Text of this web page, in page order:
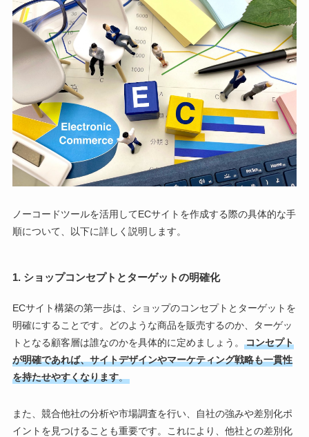
ノーコードツールを活用してECサイトを作成する際の具体的な手
順について、以下に詳しく説明します。
1. ショップコンセプトとターゲットの明確化
ECサイト構築の第一歩は、ショップのコンセプトとターゲットを
明確にすることです。どのような商品を販売するのか、ターゲッ
トとなる顧客層は誰なのかを具体的に定めましょう。
コンセプト
が明確であれば、サイトデザインやマーケティング戦略も一貫性
を持たせやすくなります。
また、競合他社の分析や市場調査を行い、自社の強みや差別化ポ
イントを見つけることも重要です。これにより、他社との差別化